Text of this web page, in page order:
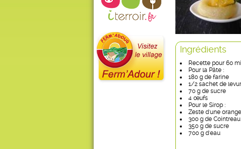
Ingrédients
Recette pour 60
Pour la Pâte :
180 g de farine
1/2 sachet de
70 g de sucre
4 œufs
Pour le Sirop :
Zeste d'une
300 g de Cointreau
350 g de sucre
700 g d'eau